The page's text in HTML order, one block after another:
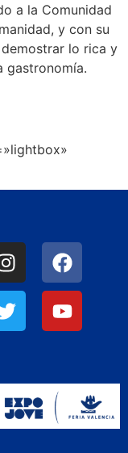
a la Comunidad
y con su
lo rica y
gastronomía.